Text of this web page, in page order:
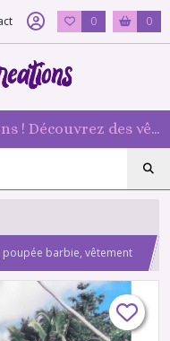
0 0
Bienvenue chez Violette Créations ! Découvrez des vêtements faits main pour vos poupées mannequin : originaux et 100 % fabriqués en France
barbie, vêtement